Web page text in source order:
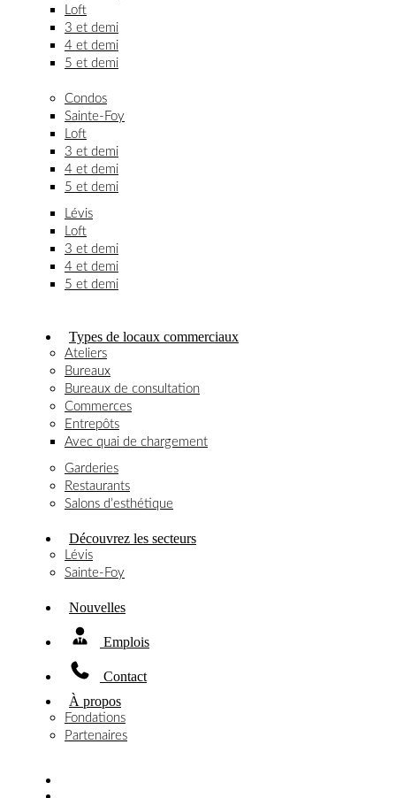
Loft
3 et demi
4 et demi
5 et demi
Condos
Sainte-Foy
Loft
3 et demi
4 et demi
5 et demi
Lévis
Loft
3 et demi
4 et demi
5 et demi
Types de locaux commerciaux
Ateliers
Bureaux
Bureaux de consultation
Commerces
Entrepôts
Avec quai de chargement
Garderies
Restaurants
Salons d’esthétique
Découvrez les secteurs
Lévis
Sainte-Foy
Nouvelles
Emplois
Contact
À propos
Fondations
Partenaires